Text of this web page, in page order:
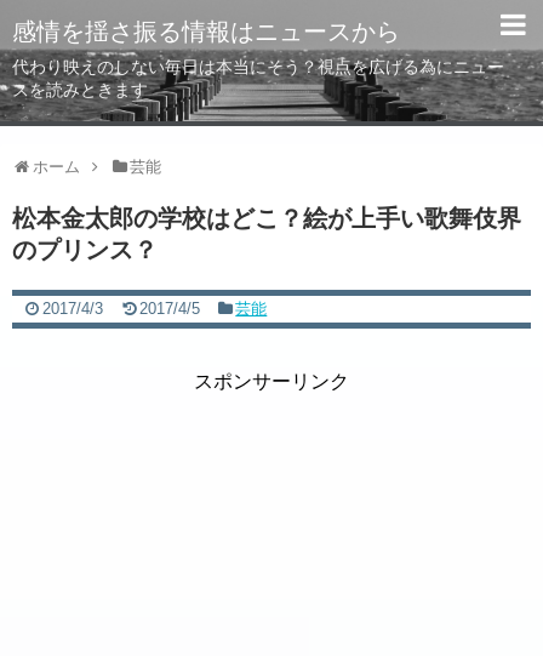
感情を揺さ振る情報はニュースから
代わり映えのしない毎日は本当にそう？視点を広げる為にニュー
スを読みときます
ホーム 芸能
松本金太郎の学校はどこ？絵が上手い歌舞伎界
のプリンス？
2017/4/3 2017/4/5 芸能
スポンサーリンク